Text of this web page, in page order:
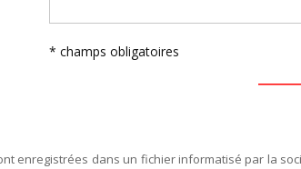
* champs obligatoires
enregistrées dans un fichier informatisé par la